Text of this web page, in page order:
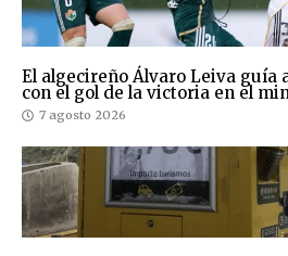
El algecireño Álvaro Leiva guía
con el gol de la victoria en el
7 agosto 2026